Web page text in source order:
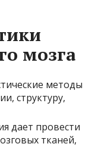
мозга
методы
структуру,
дает провести
тканей,